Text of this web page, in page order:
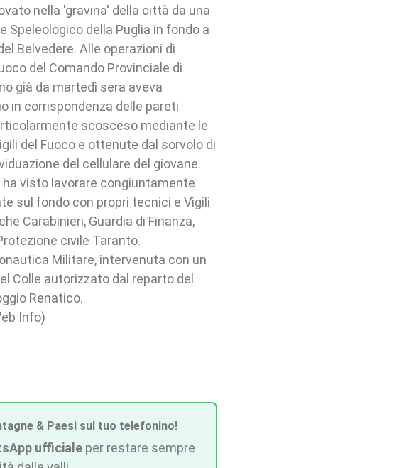
nella 'gravina' della città da una
Speleologico della Puglia in fondo a
Belvedere. Alle operazioni di
del Comando Provinciale di
già da martedì sera aveva
in corrispondenza delle pareti
scosceso mediante le
del Fuoco e ottenute dal sorvolo di
del cellulare del giovane.
visto lavorare congiuntamente
sul fondo con propri tecnici e Vigili
Carabinieri, Guardia di Finanza,
civile Taranto.
Militare, intervenuta con un
Colle autorizzato dal reparto del
Renatico.
Info)
& Paesi sul tuo telefonino!
ufficiale per restare sempre